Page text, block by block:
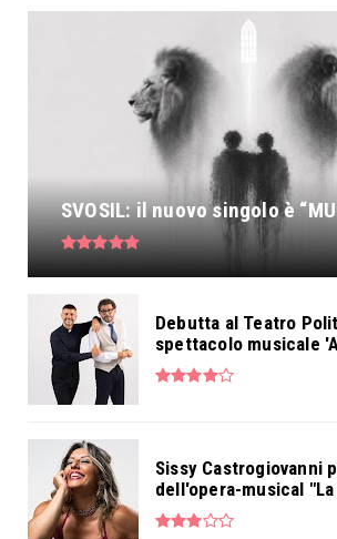
SVOSIL: il nuovo singolo è
Debutta al Teatro
spettacolo musicale
Sissy Castrogiovanni
dell'opera-musical